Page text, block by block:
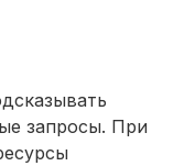
запросы. При